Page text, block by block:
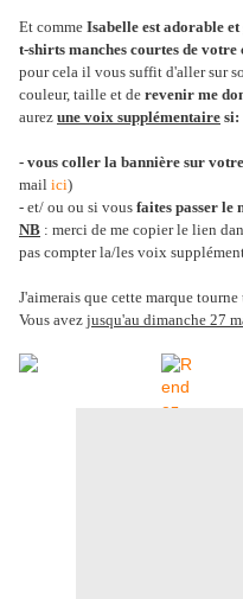
Et comme Isabelle est adorable et
t-shirts manches courtes de votre
pour cela il vous suffit d'aller sur
couleur, taille et de revenir me
aurez une voix supplémentaire si:
- vous coller la bannière sur
mail ici)
- et/ ou ou si vous faites passer le
NB : merci de me copier le lien
pas compter la/les voix
J'aimerais que cette marque
Vous avez jusqu'au dimanche 27